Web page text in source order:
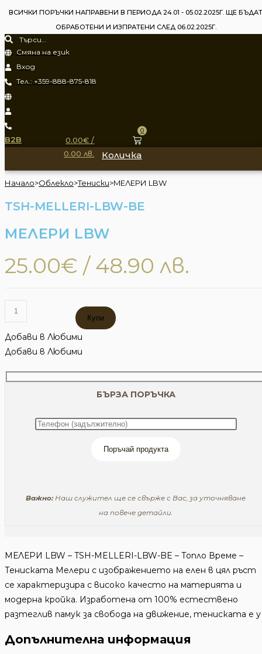
Skip
content
ВСИЧКИ ПОРЪЧКИ НАПРАВЕНИ В ПЕРИОДА 24.01 - 05.02.2025Г. ЩЕ БЪДАТ
ОБРАБОТЕНИ И ИЗПРАТЕНИ СЛЕД 06.02.2025Г.
Смяна на език
Вход
Тел.: +359-888-875-818
B2B 0.00€ /
0.00 лв.
0
Количка
Начало>Облекло>Тениски>MЕЛЕРИ LBW
TSH-MELLERI-LBW-BE
MЕЛЕРИ LBW
25.00€ / 48.90 лв.
количество
MЕЛЕРИ
LBW
Купи
Добави в Любими
Добави в Любими
БЪРЗА ПОРЪЧКА
Поръчай продукта
Важно: Наш служител ще се свърже с Вас, за уточняване
на повече детайли.
MЕЛЕРИ LBW – TSH-MELLERI-LBW-BE – Топло Време –
Тениската Мелери с изображението на елен в цял ръст
се характеризира с високо качесто на материята и
модерна кройка. Изработена от 100% естествено
разтеглив памук за свобода на движение, тениската е у
Допълнителна информация